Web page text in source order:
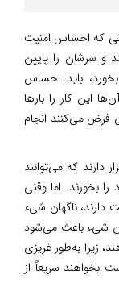
که احساس امنیت
و سرشان را پایین
بخورد، باید احساس
این کار را بارها
فرض می‌کنند انجام
دارند که می‌توانند
بخورند. اما وقتی
ناگهان شیء
شیء باعث می‌شود
زیرا به‌طور غریزی
سریعاً از